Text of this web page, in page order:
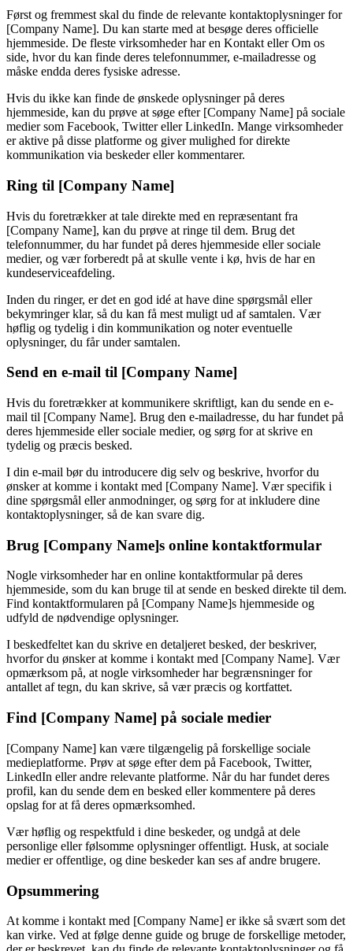
Først og fremmest skal du finde de relevante kontaktoplysninger for
[Company Name]. Du kan starte med at besøge deres officielle
hjemmeside. De fleste virksomheder har en Kontakt eller Om os
side, hvor du kan finde deres telefonnummer, e-mailadresse og
måske endda deres fysiske adresse.
Hvis du ikke kan finde de ønskede oplysninger på deres
hjemmeside, kan du prøve at søge efter [Company Name] på sociale
medier som Facebook, Twitter eller LinkedIn. Mange virksomheder
er aktive på disse platforme og giver mulighed for direkte
kommunikation via beskeder eller kommentarer.
Ring til [Company Name]
Hvis du foretrækker at tale direkte med en repræsentant fra
[Company Name], kan du prøve at ringe til dem. Brug det
telefonnummer, du har fundet på deres hjemmeside eller sociale
medier, og vær forberedt på at skulle vente i kø, hvis de har en
kundeserviceafdeling.
Inden du ringer, er det en god idé at have dine spørgsmål eller
bekymringer klar, så du kan få mest muligt ud af samtalen. Vær
høflig og tydelig i din kommunikation og noter eventuelle
oplysninger, du får under samtalen.
Send en e-mail til [Company Name]
Hvis du foretrækker at kommunikere skriftligt, kan du sende en e-
mail til [Company Name]. Brug den e-mailadresse, du har fundet på
deres hjemmeside eller sociale medier, og sørg for at skrive en
tydelig og præcis besked.
I din e-mail bør du introducere dig selv og beskrive, hvorfor du
ønsker at komme i kontakt med [Company Name]. Vær specifik i
dine spørgsmål eller anmodninger, og sørg for at inkludere dine
kontaktoplysninger, så de kan svare dig.
Brug [Company Name]s online kontaktformular
Nogle virksomheder har en online kontaktformular på deres
hjemmeside, som du kan bruge til at sende en besked direkte til dem.
Find kontaktformularen på [Company Name]s hjemmeside og
udfyld de nødvendige oplysninger.
I beskedfeltet kan du skrive en detaljeret besked, der beskriver,
hvorfor du ønsker at komme i kontakt med [Company Name]. Vær
opmærksom på, at nogle virksomheder har begrænsninger for
antallet af tegn, du kan skrive, så vær præcis og kortfattet.
Find [Company Name] på sociale medier
[Company Name] kan være tilgængelig på forskellige sociale
medieplatforme. Prøv at søge efter dem på Facebook, Twitter,
LinkedIn eller andre relevante platforme. Når du har fundet deres
profil, kan du sende dem en besked eller kommentere på deres
opslag for at få deres opmærksomhed.
Vær høflig og respektfuld i dine beskeder, og undgå at dele
personlige eller følsomme oplysninger offentligt. Husk, at sociale
medier er offentlige, og dine beskeder kan ses af andre brugere.
Opsummering
At komme i kontakt med [Company Name] er ikke så svært som det
kan virke. Ved at følge denne guide og bruge de forskellige metoder,